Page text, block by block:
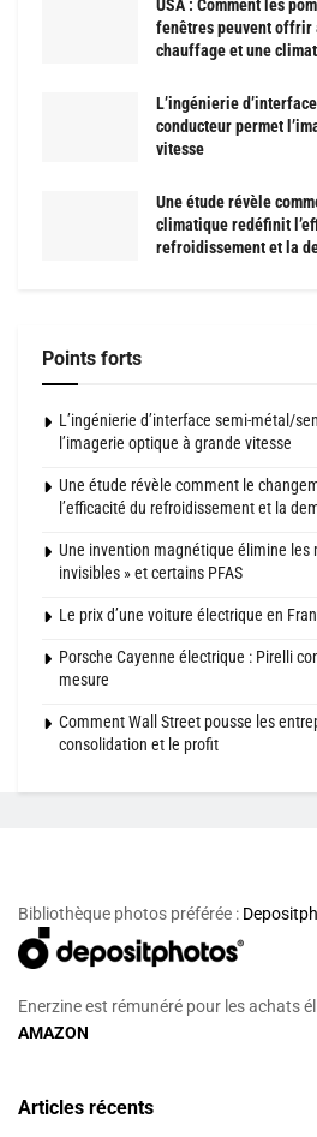
USA : Comment les
fenêtres peuvent offrir
chauffage et une
L’ingénierie
conducteur permet
vitesse
Une étude révèle
climatique redéfinit
refroidissement et la
Points forts
L’ingénierie d’interface semi-métal/
l’imagerie optique à grande vitesse
Une étude révèle comment le
l’efficacité du refroidissement et la
Une invention magnétique élimine les
invisibles » et certains PFAS
Le prix d’une voiture électrique en
Porsche Cayenne électrique : Pirelli
mesure
Comment Wall Street pousse les
consolidation et le profit
Bibliothèque photos préférée :
Enerzine est rémunéré pour les achats
AMAZON
Articles récents